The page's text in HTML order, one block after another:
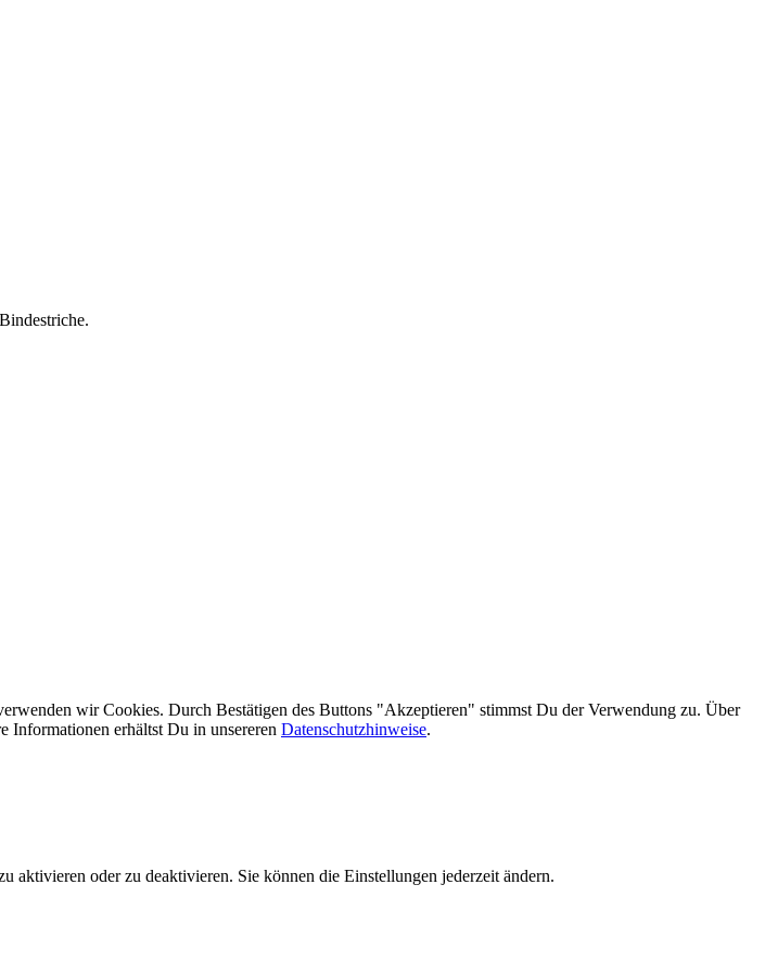
wir Cookies. Durch Bestätigen des Buttons "Akzeptieren" stimmst Du der Verwendung zu. Über
erhältst Du in unsereren Datenschutzhinweise.
aktivieren oder zu deaktivieren. Sie können die Einstellungen jederzeit ändern.